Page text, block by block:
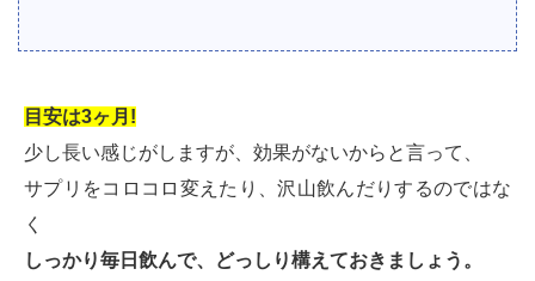
目安は3ヶ月!
少し長い感じがしますが、効果がないからと言って、
サプリをコロコロ変えたり、沢山飲んだりするのではな
く
しっかり毎日飲んで、どっしり構えておきましょう。